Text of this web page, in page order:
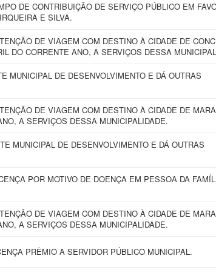
DE CONTRIBUIÇÃO DE SERVIÇO PÚBLICO EM
E SILVA.
DE VIAGEM COM DESTINO À CIDADE DE
DO CORRENTE ANO, A SERVIÇOS DESSA
MUNICIPAL DE DESENVOLVIMENTO E DÁ OUTRAS
DE VIAGEM COM DESTINO À CIDADE DE
A SERVIÇOS DESSA MUNICIPALIDADE.
MUNICIPAL DE DESENVOLVIMENTO E DÁ OUTRAS
POR MOTIVO DE DOENÇA EM PESSOA DA
DE VIAGEM COM DESTINO À CIDADE DE
A SERVIÇOS DESSA MUNICIPALIDADE.
PRÊMIO A SERVIDOR PÚBLICO MUNICIPAL.